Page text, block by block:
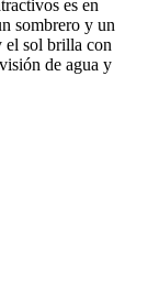
es en
sombrero y un
el sol brilla con
de agua y